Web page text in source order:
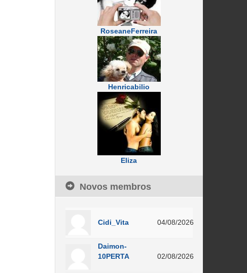
RoseaneFerreira
Henricabilio
Eliza
Novos membros
Cidi_Vita 04/08/2026
Daimon-
10PERTA
02/08/2026